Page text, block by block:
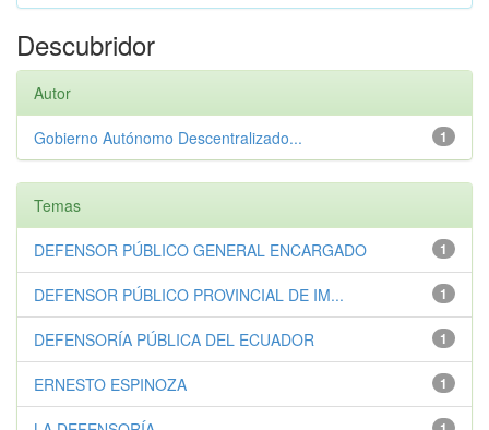
Descubridor
Autor
1
Gobierno Autónomo Descentralizado...
Temas
1
DEFENSOR PÚBLICO GENERAL ENCARGADO
1
DEFENSOR PÚBLICO PROVINCIAL DE IM...
1
DEFENSORÍA PÚBLICA DEL ECUADOR
1
ERNESTO ESPINOZA